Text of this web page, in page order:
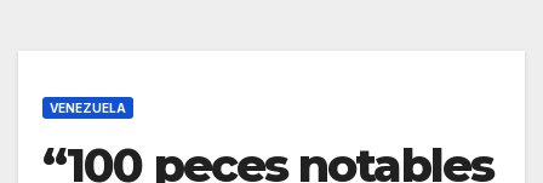
VENEZUELA
“100 peces notables